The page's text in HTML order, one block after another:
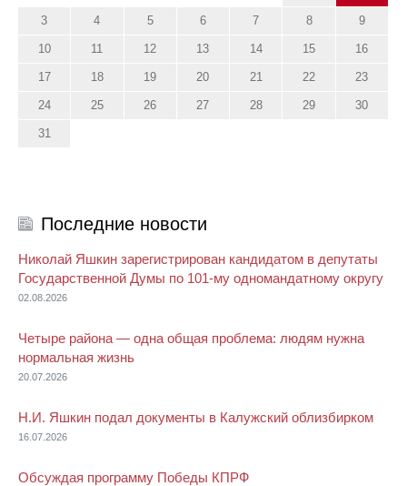
3 4 5 6 7 8 9
10 11 12 13 14 15 16
17 18 19 20 21 22 23
24 25 26 27 28 29 30
31
Последние новости
Николай Яшкин зарегистрирован кандидатом в депутаты
Государственной Думы по 101-му одномандатному округу
02.08.2026
Четыре района — одна общая проблема: людям нужна
нормальная жизнь
20.07.2026
Н.И. Яшкин подал документы в Калужский облизбирком
16.07.2026
Обсуждая программу Победы КПРФ